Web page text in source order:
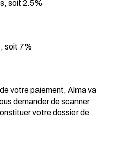
soit 2.5%
soit 7%
votre paiement, Alma va
demander de scanner
votre dossier de